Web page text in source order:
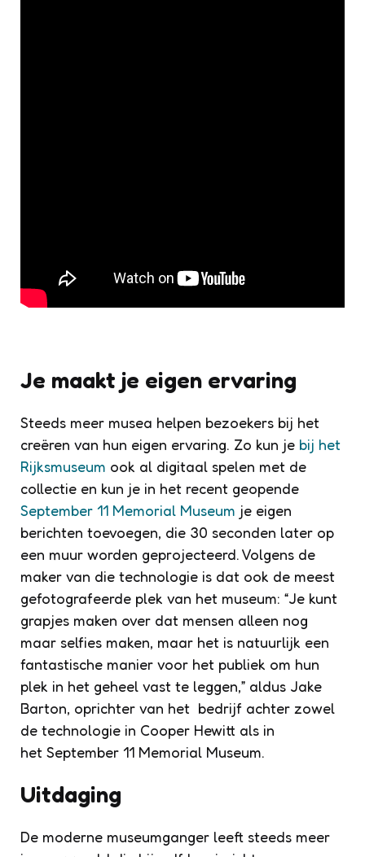
Je maakt je eigen ervaring
Steeds meer musea helpen bezoekers bij het
creëren van hun eigen ervaring. Zo kun je bij het
Rijksmuseum ook al digitaal spelen met de
collectie en kun je in het recent geopende
September 11 Memorial Museum je eigen
berichten toevoegen, die 30 seconden later op
een muur worden geprojecteerd. Volgens de
maker van die technologie is dat ook de meest
gefotografeerde plek van het museum: “Je kunt
grapjes maken over dat mensen alleen nog
maar selfies maken, maar het is natuurlijk een
fantastische manier voor het publiek om hun
plek in het geheel vast te leggen,” aldus Jake
Barton, oprichter van het bedrijf achter zowel
de technologie in Cooper Hewitt als in
het September 11 Memorial Museum.
Uitdaging
De moderne museumganger leeft steeds meer